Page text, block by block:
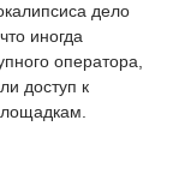
дело
иногда
оператора,
доступ к